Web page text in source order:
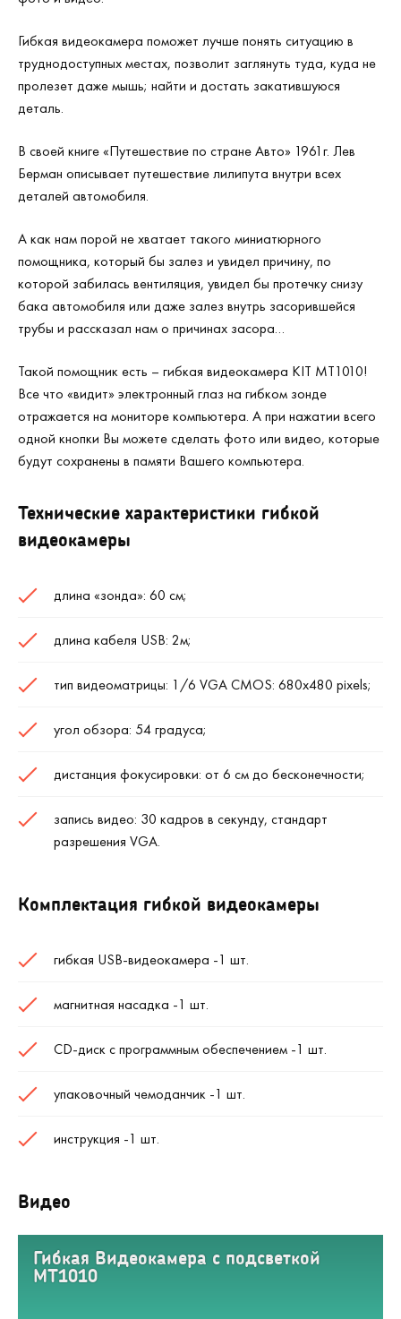
Гибкая видеокамера поможет лучше понять ситуацию в
труднодоступных местах, позволит заглянуть туда, куда не
пролезет даже мышь; найти и достать закатившуюся
деталь.
В своей книге «Путешествие по стране Авто» 1961г. Лев
Берман описывает путешествие лилипута внутри всех
деталей автомобиля.
А как нам порой не хватает такого миниатюрного
помощника, который бы залез и увидел причину, по
которой забилась вентиляция, увидел бы протечку снизу
бака автомобиля или даже залез внутрь засорившейся
трубы и рассказал нам о причинах засора…
Такой помощник есть – гибкая видеокамера KIT MT1010!
Все что «видит» электронный глаз на гибком зонде
отражается на мониторе компьютера. А при нажатии всего
одной кнопки Вы можете сделать фото или видео, которые
будут сохранены в памяти Вашего компьютера.
Технические характеристики гибкой
видеокамеры
длина «зонда»: 60 см;
длина кабеля USB: 2м;
тип видеоматрицы: 1/6 VGA CMOS: 680х480 pixels;
угол обзора: 54 градуса;
дистанция фокусировки: от 6 см до бесконечности;
запись видео: 30 кадров в секунду, стандарт
разрешения VGA.
Комплектация гибкой видеокамеры
гибкая USB-видеокамера -1 шт.
магнитная насадка -1 шт.
CD-диск с программным обеспечением -1 шт.
упаковочный чемоданчик -1 шт.
инструкция -1 шт.
Видео
Гибкая Видеокамера с подсветкой
MT1010